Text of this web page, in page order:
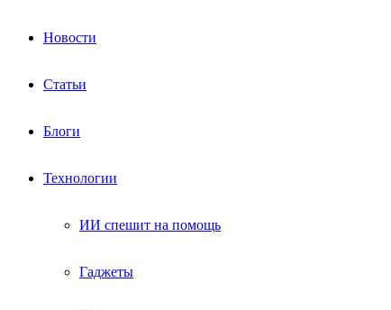
Новости
Статьи
Блоги
Технологии
ИИ спешит на помощь
Гаджеты